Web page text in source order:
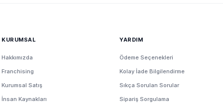
KURUMSAL
Hakkımızda
Franchising
Kurumsal Satış
İnsan Kaynakları
YARDIM
Ödeme Seçenekleri
Kolay İade Bilgilendirme
Sıkça Sorulan Sorular
Sipariş Sorgulama